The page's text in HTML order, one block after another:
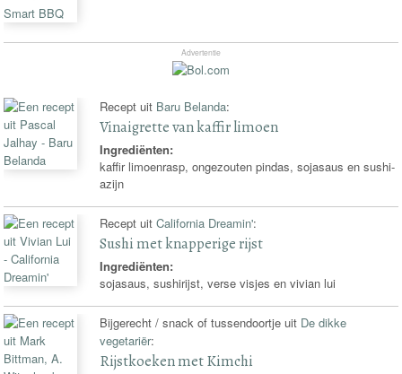
Advertentie
Recept uit Baru Belanda:
Vinaigrette van kaffir limoen
Ingrediënten:
kaffir limoenrasp, ongezouten pindas, sojasaus en sushi-
azijn
Recept uitCalifornia Dreamin':
Sushi met knapperige rijst
Ingrediënten:
sojasaus, sushirijst, verse visjes en vivian lui
Bijgerecht / snack of tussendoortje uit De dikke
vegetariër:
Rijstkoeken met Kimchi